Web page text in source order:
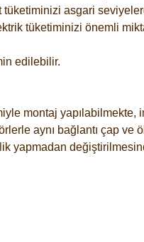
tüketiminizi asgari
tüketiminizi önemli
edilebilir.
montaj yapılabilmekte,
aynı bağlantı çap ve
yapmadan